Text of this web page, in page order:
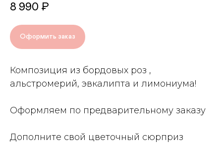
8 990 ₽
Оформить заказ
Композиция из бордовых роз ,
альстромерий, эвкалипта и лимониума!
Оформляем по предварительному заказу
Дополните свой цветочный сюрприз